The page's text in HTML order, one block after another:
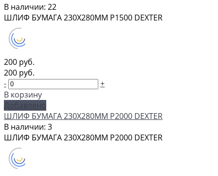
В наличии: 22
ШЛИФ БУМАГА 230Х280ММ P1500 DEXTER
200 руб.
200 руб.
-
+
В корзину
Добавлено
ШЛИФ БУМАГА 230Х280ММ P2000 DEXTER
В наличии: 3
ШЛИФ БУМАГА 230Х280ММ P2000 DEXTER